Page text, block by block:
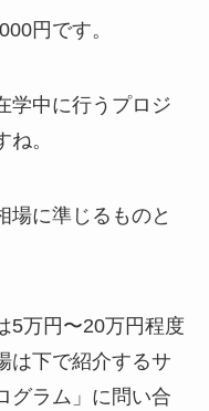
円です。
学中に行うプロジ
。
場に準じるものと
5万円〜20万円程度
は下で紹介するサ
グラム」に問い合